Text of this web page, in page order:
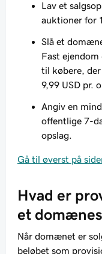
Lav et
auktioner for
Slå et
Fast
til købere,
9,99 USD pr.
Angiv en
offentlige 7-
opslag.
Gå til øverst på
Hvad er
et
Når domænet er
beløbet som